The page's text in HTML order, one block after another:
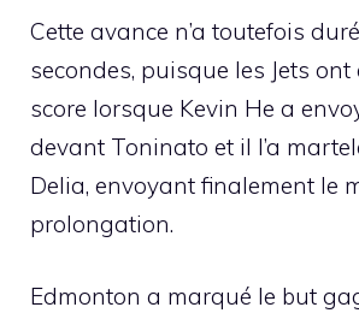
Cette avance n’a toutefois
secondes, puisque les Jets ont
score lorsque Kevin He a
devant Toninato et il l’a
Delia, envoyant finalement le
prolongation.
Edmonton a marqué le but